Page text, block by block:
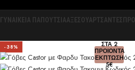
ΓΥΝΑΙΚΕΙΑ ΠΑΠΟΥΤΣΙΑΑΞΕΣΟΥΑΡΤΣΑΝΤΕΣ
-38% ΣΤΑ 2
ΠΡΟΙΟΝΤΑ
ΕΚΠΤΩΣΗ
5€